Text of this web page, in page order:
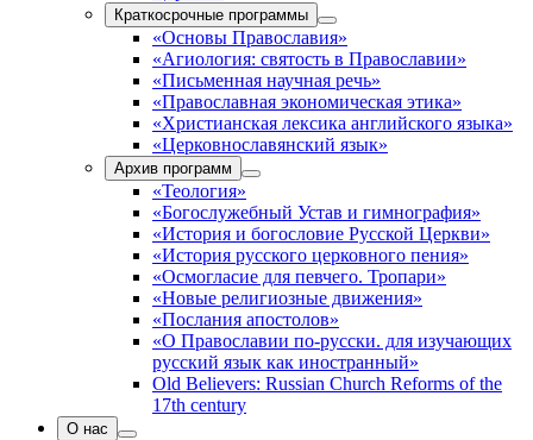
Краткосрочные программы
«Основы Православия»
«Агиология: святость в Православии»
«Письменная научная речь»
«Православная экономическая этика»
«Христианская лексика английского языка»
«Церковнославянский язык»
Архив программ
«Теология»
«Богослужебный Устав и гимнография»
«История и богословие Русской Церкви»
«История русского церковного пения»
«Осмогласие для певчего. Тропари»
«Новые религиозные движения»
«Послания апостолов»
«О Православии по-русски. для изучающих
русский язык как иностранный»
Old Believers: Russian Church Reforms of the
17th century
О нас